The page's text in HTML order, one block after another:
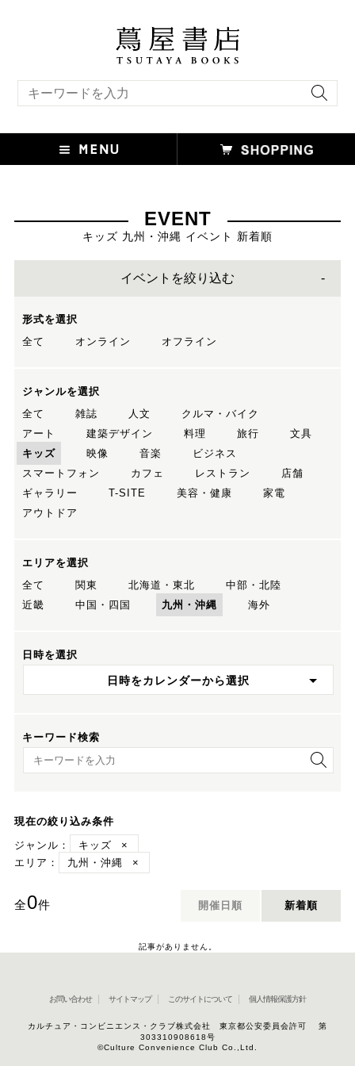
EVENT
キッズ 九州・沖縄 イベント 新着順
イベントを絞り込む
形式を選択
全て
オンライン オフライン
ジャンルを選択
全て
雑誌 人文
クルマ・バイク
アート
建築デザイン 料理 旅行
文具
キッズ
映像 音楽
ビジネス
スマートフォン
カフェ レストラン
店舗
ギャラリー
T-SITE 美容・健康
家電
アウトドア
エリアを選択
全て
関東 北海道・東北
中部・北陸
近畿
中国・四国 九州・沖縄 海外
日時を選択
日時をカレンダーから選択
キーワード検索
キーワード検索
現在の絞り込み条件
ジャンル：
キッズ
×
エリア：
九州・沖縄 ×
全0件 開催日順 新着順
記事がありません。
お問い合わせ サイトマップ このサイトについて 個人情報保護方針
カルチュア・コンビニエンス・クラブ株式会社 東京都公安委員会許可 第
303310908618号
©Culture Convenience Club Co.,Ltd.